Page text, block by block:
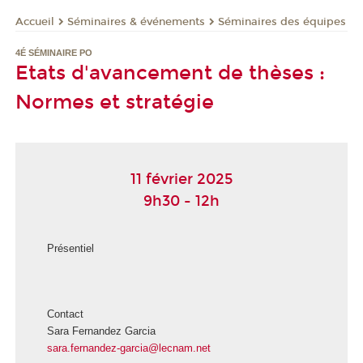
Accueil Séminaires & événements Séminaires des équipes
4É SÉMINAIRE PO
Etats d'avancement de thèses :
Normes et stratégie
11 février 2025
9h30 - 12h
Présentiel
Contact
Sara Fernandez Garcia
sara.fernandez-garcia@lecnam.net